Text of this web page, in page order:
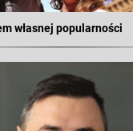
własnej popularności